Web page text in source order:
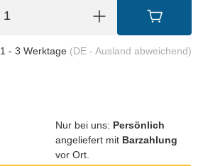
1 - 3 Werktage (DE - Ausland abweichend)
Nur bei uns: Persönlich
angeliefert mit Barzahlung
vor Ort.